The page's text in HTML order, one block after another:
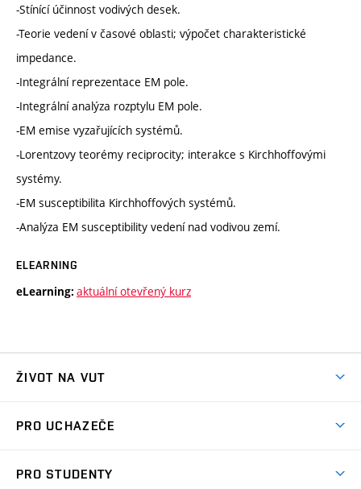
-Stínící účinnost vodivých desek.
-Teorie vedení v časové oblasti; výpočet charakteristické
impedance.
-Integrální reprezentace EM pole.
-Integrální analýza rozptylu EM pole.
-EM emise vyzařujících systémů.
-Lorentzovy teorémy reciprocity; interakce s Kirchhoffovými
systémy.
-EM susceptibilita Kirchhoffových systémů.
-Analýza EM susceptibility vedení nad vodivou zemí.
ELEARNING
eLearning: aktuální otevřený kurz
ŽIVOT NA VUT
Koleje
PRO UCHAZEČE
PRO STUDENTY